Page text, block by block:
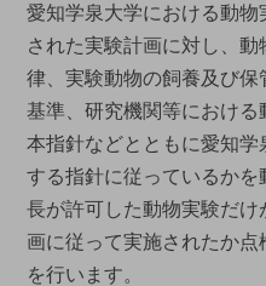
愛知学泉大学における動
された実験計画に対し、
律、実験動物の飼養及び
基準、研究機関等におけ
本指針などとともに愛知
する指針に従っているか
長が許可した動物実験だ
画に従って実施されたか
を行います。